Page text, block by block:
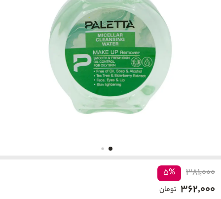
۳۸۱,۰۰۰ ۵%
۳۶۲,۰۰۰ تومان